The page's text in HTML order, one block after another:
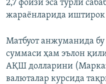
2,7 фоизи эса турли
жараёнларида иштирок
Матбуот анжуманида
суммаси ҳам эълон
АҚШ долларини
валюталар курсида